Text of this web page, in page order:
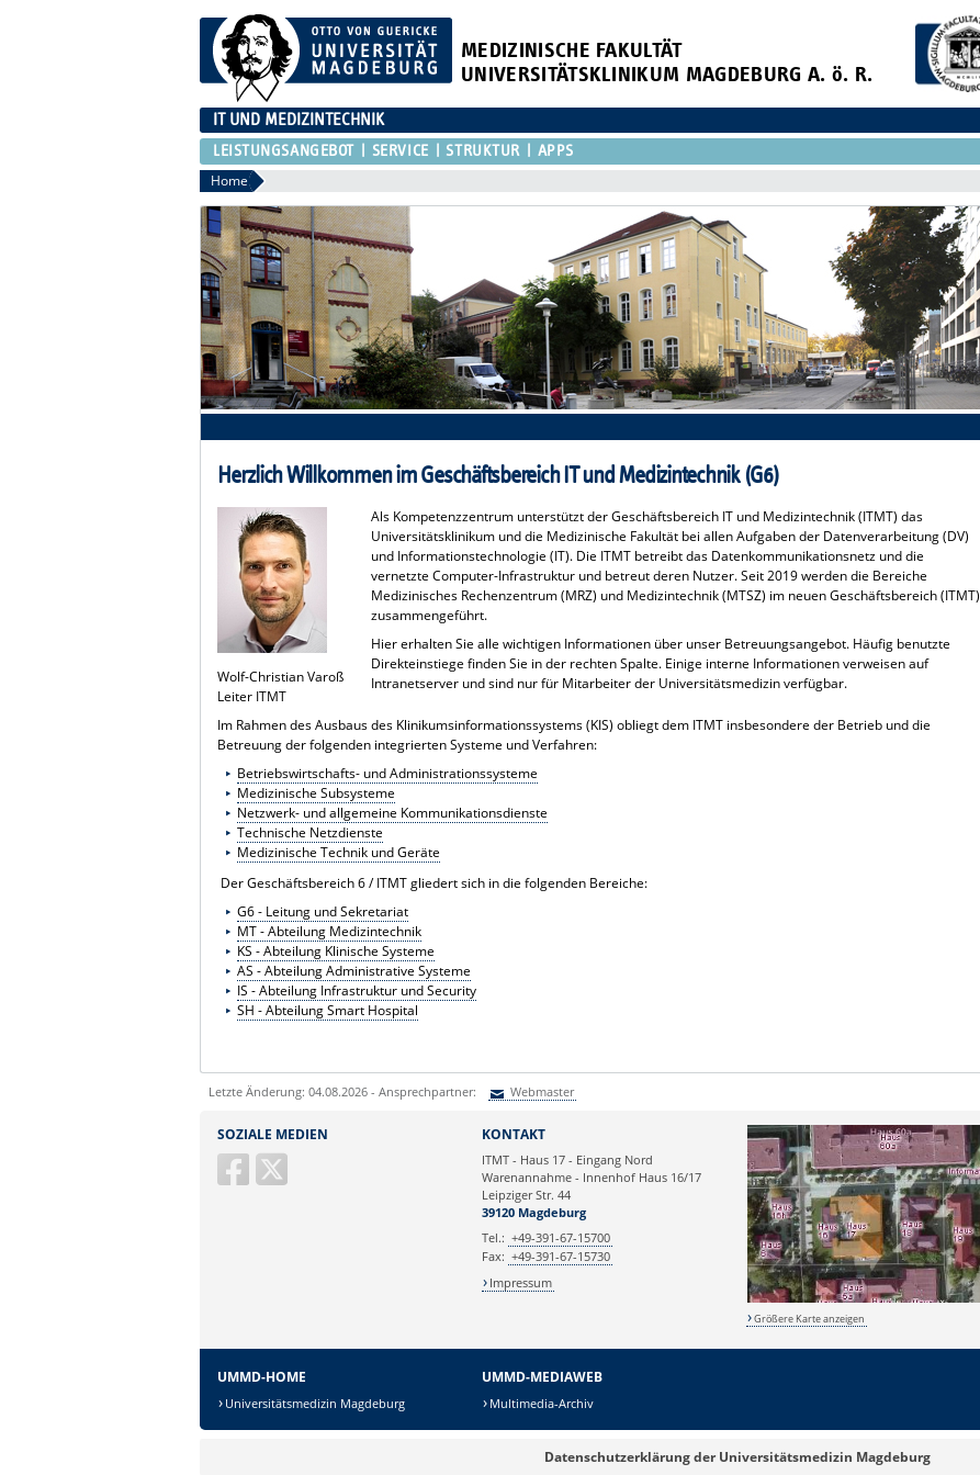
MEDIZINISCHE FAKULTÄT
UNIVERSITÄTSKLINIKUM MAGDEBURG A. ö. R.
IT UND MEDIZINTECHNIK
LEISTUNGSANGEBOT SERVICE STRUKTUR APPS
Home
Herzlich Willkommen im Geschäftsbereich IT und Medizintechnik (G6)
Wolf-Christian Varoß
Leiter ITMT
Als Kompetenzzentrum unterstützt der Geschäftsbereich IT und Medizintechnik (ITMT) das
Universitätsklinikum und die Medizinische Fakultät bei allen Aufgaben der Datenverarbeitung (DV)
und Informationstechnologie (IT). Die ITMT betreibt das Datenkommunikationsnetz und die
vernetzte Computer-Infrastruktur und betreut deren Nutzer. Seit 2019 werden die Bereiche
Medizinisches Rechenzentrum (MRZ) und Medizintechnik (MTSZ) im neuen Geschäftsbereich (ITMT)
zusammengeführt.
Hier erhalten Sie alle wichtigen Informationen über unser Betreuungsangebot. Häufig benutzte
Direkteinstiege finden Sie in der rechten Spalte. Einige interne Informationen verweisen auf
Intranetserver und sind nur für Mitarbeiter der Universitätsmedizin verfügbar.
Im Rahmen des Ausbaus des Klinikumsinformationssystems (KIS) obliegt dem ITMT insbesondere der Betrieb und die
Betreuung der folgenden integrierten Systeme und Verfahren:
Betriebswirtschafts- und Administrationssysteme
Medizinische Subsysteme
Netzwerk- und allgemeine Kommunikationsdienste
Technische Netzdienste
Medizinische Technik und Geräte
Der Geschäftsbereich 6 / ITMT gliedert sich in die folgenden Bereiche:
G6 - Leitung und Sekretariat
MT - Abteilung Medizintechnik
KS - Abteilung Klinische Systeme
AS - Abteilung Administrative Systeme
IS - Abteilung Infrastruktur und Security
SH - Abteilung Smart Hospital
Letzte Änderung: 04.08.2026 - Ansprechpartner: Webmaster
Ihre E-Mailadresse:
SOZIALE MEDIEN KONTAKT
ITMT - Haus 17 - Eingang Nord
Warenannahme - Innenhof Haus 16/17
Leipziger Str. 44
39120 Magdeburg
Tel.: +49-391-67-15700
Fax: +49-391-67-15730
Impressum
Größere Karte anzeigen
UMMD-HOME
Universitätsmedizin Magdeburg
UMMD-MEDIAWEB
Multimedia-Archiv
Datenschutzerklärung der Universitätsmedizin Magdeburg